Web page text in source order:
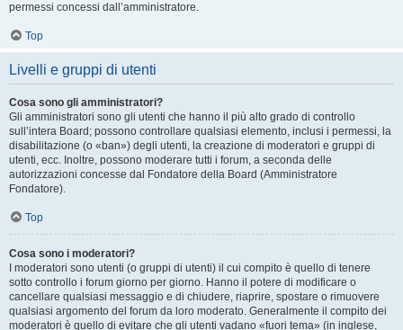
permessi concessi dall’amministratore.
Top
Livelli e gruppi di utenti
Cosa sono gli amministratori?
Gli amministratori sono gli utenti che hanno il più alto grado di controllo
sull’intera Board; possono controllare qualsiasi elemento, inclusi i permessi, la
disabilitazione (o «ban») degli utenti, la creazione di moderatori e gruppi di
utenti, ecc. Inoltre, possono moderare tutti i forum, a seconda delle
autorizzazioni concesse dal Fondatore della Board (Amministratore
Fondatore).
Top
Cosa sono i moderatori?
I moderatori sono utenti (o gruppi di utenti) il cui compito è quello di tenere
sotto controllo i forum giorno per giorno. Hanno il potere di modificare o
cancellare qualsiasi messaggio e di chiudere, riaprire, spostare o rimuovere
qualsiasi argomento del forum da loro moderato. Generalmente il compito dei
moderatori è quello di evitare che gli utenti vadano «fuori tema» (in inglese,